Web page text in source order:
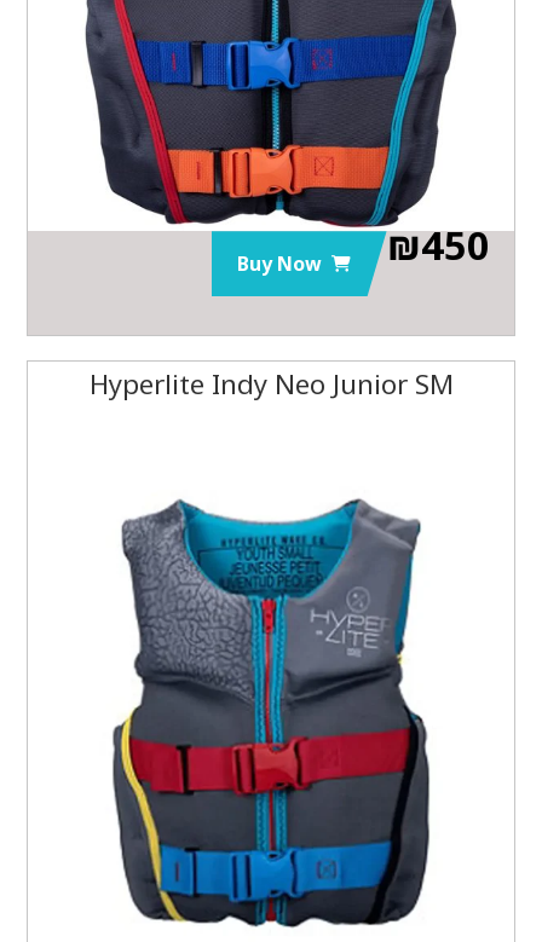
₪450
Buy Now
Hyperlite Indy Neo Junior SM